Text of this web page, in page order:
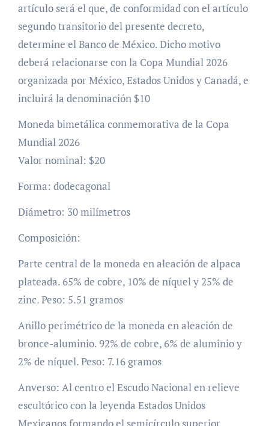
artículo será el que, de conformidad con el artículo
segundo transitorio del presente decreto,
determine el Banco de México. Dicho motivo
deberá relacionarse con la Copa Mundial 2026
organizada por México, Estados Unidos y Canadá, e
incluirá la denominación $10
Moneda bimetálica conmemorativa de la Copa
Mundial 2026
Valor nominal: $20
Forma: dodecagonal
Diámetro: 30 milímetros
Composición:
Parte central de la moneda en aleación de alpaca
plateada. 65% de cobre, 10% de níquel y 25% de
zinc. Peso: 5.51 gramos
Anillo perimétrico de la moneda en aleación de
bronce-aluminio. 92% de cobre, 6% de aluminio y
2% de níquel. Peso: 7.16 gramos
Anverso: Al centro el Escudo Nacional en relieve
escultórico con la leyenda Estados Unidos
Mexicanos formando el semicírculo superior